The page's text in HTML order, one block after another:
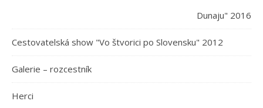
Dunaju" 2016
Cestovatelská show "Vo štvorici po Slovensku" 2012
Galerie – rozcestník
Herci